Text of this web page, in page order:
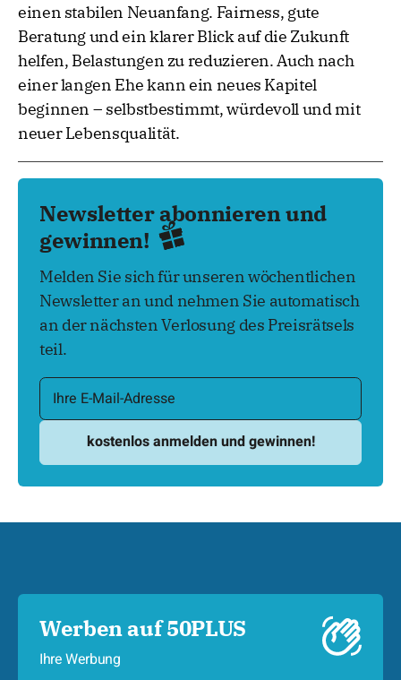
einen stabilen Neuanfang. Fairness, gute
Beratung und ein klarer Blick auf die Zukunft
helfen, Belastungen zu reduzieren. Auch nach
einer langen Ehe kann ein neues Kapitel
beginnen – selbstbestimmt, würdevoll und mit
neuer Lebensqualität.
Newsletter abonnieren und
gewinnen!
Melden Sie sich für unseren wöchentlichen
Newsletter an und nehmen Sie automatisch
an der nächsten Verlosung des Preisrätsels
teil.
Werben auf 50PLUS
Ihre Werbung